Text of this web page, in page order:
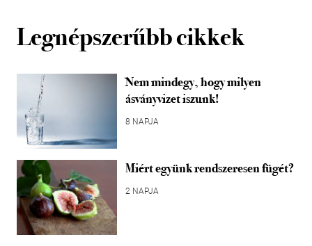
Legnépszerűbb cikkek
Nem mindegy, hogy milyen
ásványvizet iszunk!
8 NAPJA
Miért együnk rendszeresen fügét?
2 NAPJA